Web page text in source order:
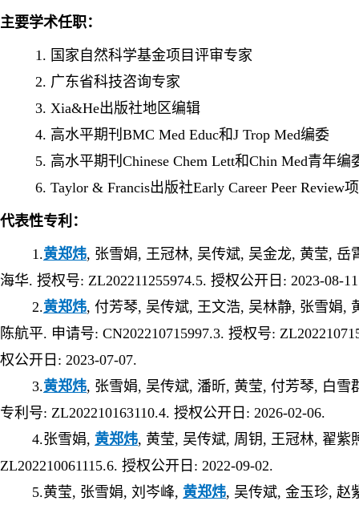
主要学术任职：
1. 国家自然科学基金项目评审专家
2. 广东省科技咨询专家
3. Xia&He出版社地区编辑
4. 高水平期刊 BMC Med Educ和J Trop Med编委
5. 高水平期刊 Chinese Chem Lett和Chin Med青年编
6. Taylor & Francis出版社Early Career Peer Review
代表性专利：
1.黄郑炜, 张雪娟, 王冠林, 吴传斌, 吴金龙, 黄莹, 岳
海华. 授权号: ZL202211255974.5. 授权公开日: 2023-08-
2.黄郑炜, 付芳琴, 吴传斌, 王文浩, 吴林静, 张雪娟,
陈航平. 申请号: CN202210715997.3. 授权号:
权公开日: 2023-07-07.
3.黄郑炜, 张雪娟, 吴传斌, 潘昕, 黄莹, 付芳琴, 白雪
专利号: ZL202210163110.4. 授权公开日: 2026-02-06.
4.张雪娟, 黄郑炜, 黄莹, 吴传斌, 周钥, 王冠林, 翟紫
ZL202210061115.6. 授权公开日: 2022-09-02.
5.黄莹, 张雪娟, 刘岑峰, 黄郑炜, 吴传斌, 金玉珍, 赵